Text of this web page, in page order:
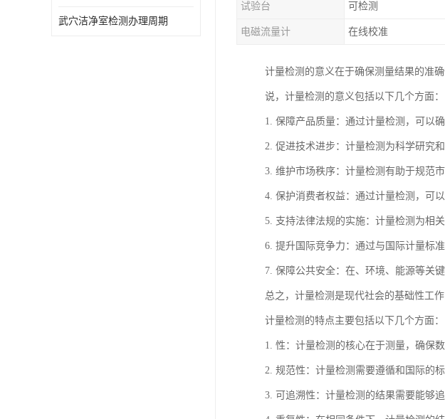
武穴洁净室检测办理周期
试验台 可检测
电磁流量计 在线校准
计量检测的意义在于确保测量结果的准
说，计量检测的意义包括以下几个方面：
1. 保障产品质量：通过计量检测，可以
2. 促进技术进步：计量检测为科学研究
3. 维护市场秩序：计量检测有助于规范
4. 保护消费者权益：通过计量检测，可
5. 支持法律法规的实施：计量检测为相
6. 提升国际竞争力：通过与国际计量标
7. 保障公共安全：在、环境、能源等关
总之，计量检测是现代社会的基础性工
计量检测的特点主要包括以下几个方面：
1. 性：计量检测的核心在于测量，确保
2. 规范性：计量检测需要遵循和国际的
3. 可追溯性：计量检测的结果需要能够